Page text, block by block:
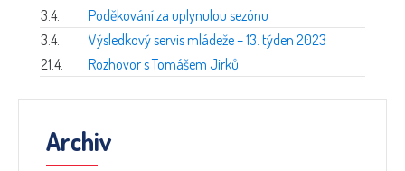
3.4.
Poděkování za uplynulou sezónu
3.4.
Výsledkový servis mládeže – 13. týden 2023
21.4.
Rozhovor s Tomášem Jirků
Archiv